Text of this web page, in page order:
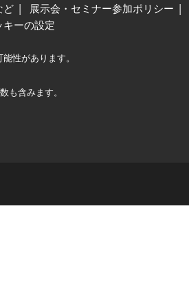
ど 展示会・セミナー参加ポリシー
キーの設定
性があります。
も含みます。